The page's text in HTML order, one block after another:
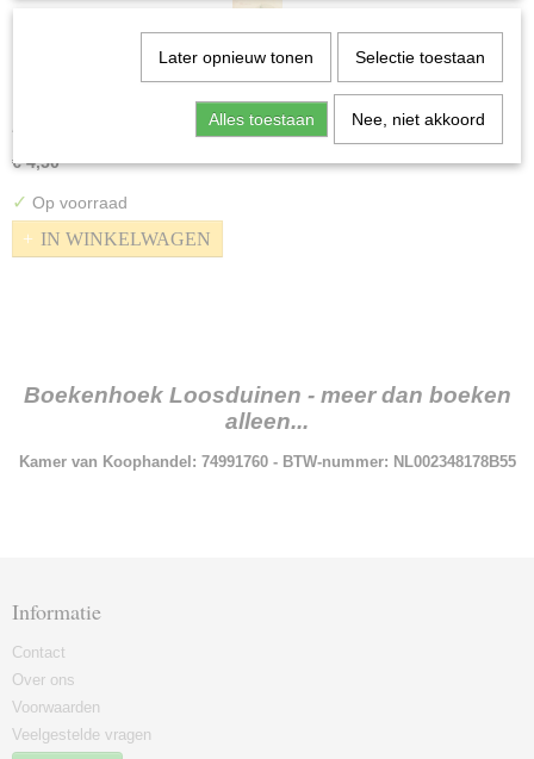
Maastricht - O.L.V. Kerk
Ansichtkaart Nederland Tijdvak: 1900-1920 Datum poststempel:…
€ 4,50
✓ Op voorraad
IN WINKELWAGEN
Boekenhoek Loosduinen - meer dan boeken
alleen...
Kamer van Koophandel: 74991760 - BTW-nummer: NL002348178B55
Informatie
Contact
Over ons
Voorwaarden
Veelgestelde vragen
Later opnieuw tonen Selectie toestaan
Alles toestaan Nee, niet akkoord